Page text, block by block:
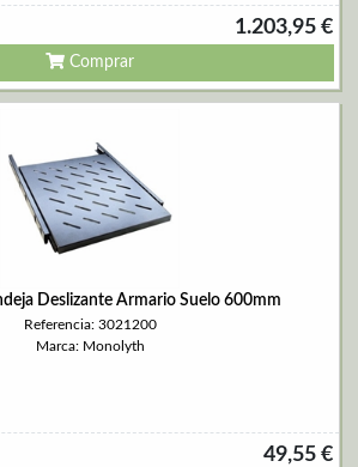
1.203,95 €
Comprar
Deslizante Armario Suelo 600mm
Referencia: 3021200
Marca: Monolyth
49,55 €